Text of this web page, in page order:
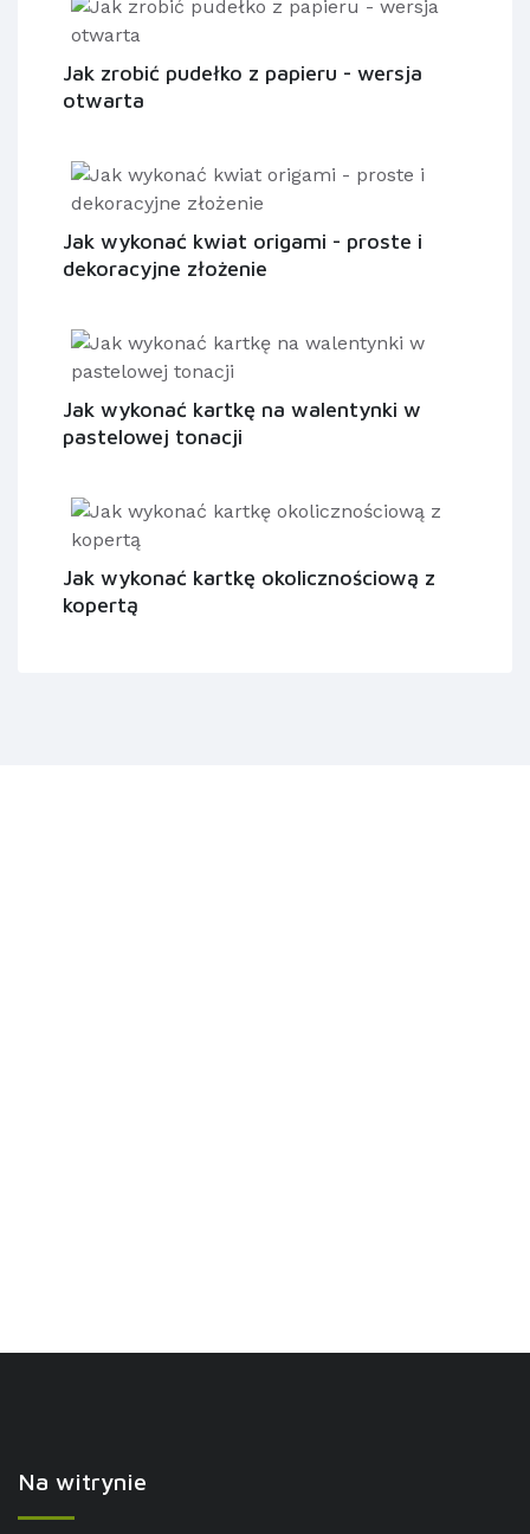
Jak zrobić pudełko z papieru - wersja
otwarta
Jak wykonać kwiat origami - proste i
dekoracyjne złożenie
Jak wykonać kartkę na walentynki w
pastelowej tonacji
Jak wykonać kartkę okolicznościową z
kopertą
Na witrynie